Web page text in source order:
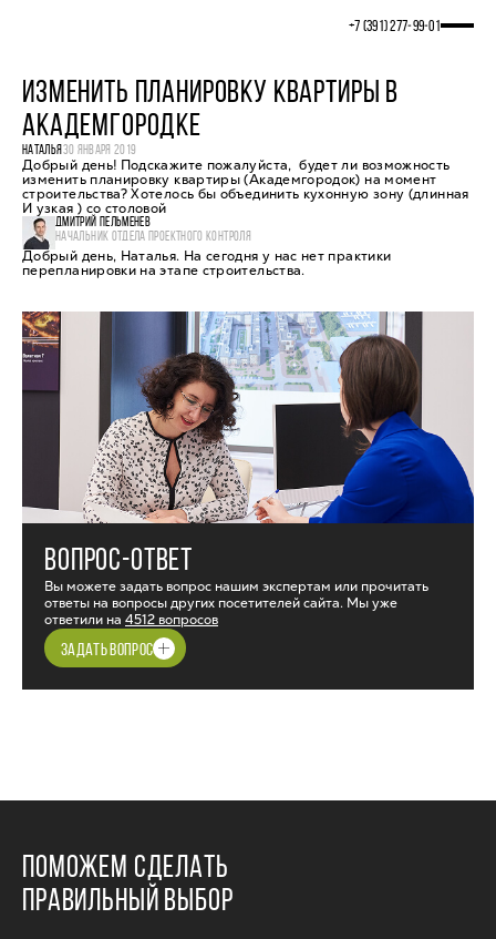
+7 (391) 277‒99‒01
ИЗМЕНИТЬ ПЛАНИРОВКУ КВАРТИРЫ В
АКАДЕМГОРОДКЕ
НАТАЛЬЯ30 ЯНВАРЯ 2019
Добрый день! Подскажите пожалуйста, будет ли возможность
изменить планировку квартиры (Академгородок) на момент
строительства? Хотелось бы объединить кухонную зону (длинная
И узкая ) со столовой
ДМИТРИЙ ПЕЛЬМЕНЕВ
НАЧАЛЬНИК ОТДЕЛА ПРОЕКТНОГО КОНТРОЛЯ
Добрый день, Наталья. На сегодня у нас нет практики
перепланировки на этапе строительства.
ВОПРОС-ОТВЕТ
Вы можете задать вопрос нашим экспертам или прочитать
ответы на вопросы других посетителей сайта. Мы уже
ответили на 4512 вопросов
ЗАДАТЬ ВОПРОС
ПОМОЖЕМ СДЕЛАТЬ
ПРАВИЛЬНЫЙ ВЫБОР